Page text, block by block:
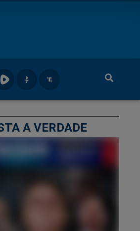
A VERDADE